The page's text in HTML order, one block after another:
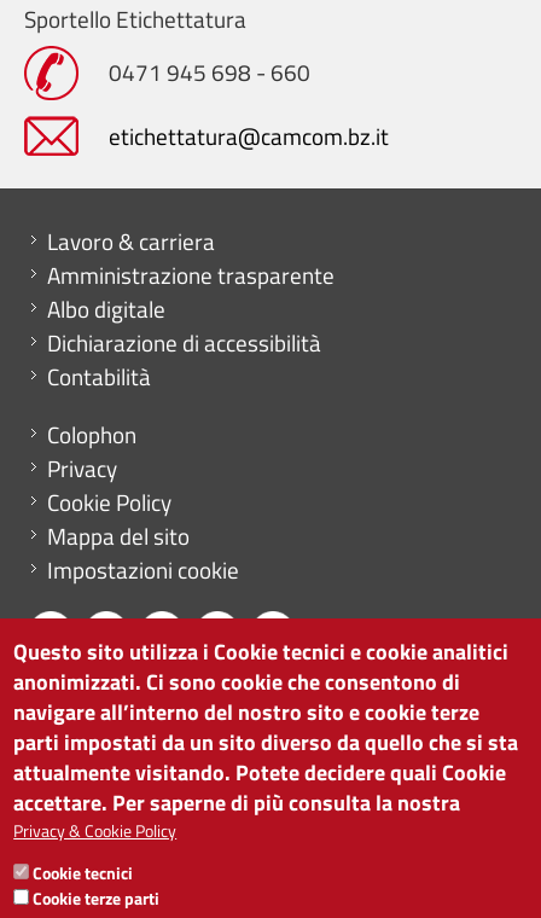
Sportello Etichettatura
0471 945 698 - 660
etichettatura@camcom.bz.it
Mini menu di servizio
Lavoro & carriera
Amministrazione trasparente
Albo digitale
Dichiarazione di accessibilità
Contabilità
Menu footer
Colophon
Privacy
Cookie Policy
Mappa del sito
Impostazioni cookie
CAMERA DI COMMERCIO DI BOLZANO
via Alto Adige 60 | I-39100 Bolzano
tel. 0471 945 511 |info@camcom.bz.it
Partita IVA: 00376420212
ISTITUTO PER LA PROMOZIONE DELLO
SVILUPPO ECONOMICO
Partita IVA: 01716880214
Questo sito utilizza i Cookie tecnici e cookie analitici
anonimizzati. Ci sono cookie che consentono di
navigare all’interno del nostro sito e cookie terze
parti impostati da un sito diverso da quello che si sta
attualmente visitando. Potete decidere quali Cookie
accettare. Per saperne di più consulta la nostra
Privacy & Cookie Policy
Cookie tecnici
Cookie terze parti